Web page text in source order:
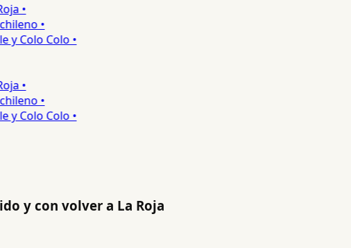
•
•
Colo Colo •
•
•
Colo Colo •
y con volver a La Roja